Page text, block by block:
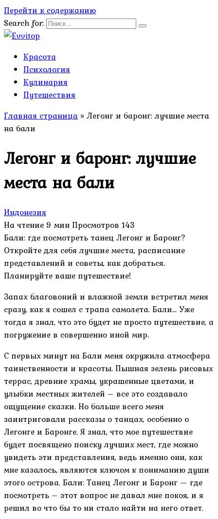
Перейти к содержанию
Search for:
Красота
Психология
Кулинария
Путешествия
Главная страница » Легонг и баронг: лучшие места
на бали
Легонг и баронг: лучшие
места на бали
Индонезия
На чтение 9 мин Просмотров 143
Бали: где посмотреть танец Легонг и Баронг?
Откройте для себя лучшие места, расписание
представлений и советы, как добраться.
Планируйте ваше путешествие!
Запах благовоний и влажной земли встретил меня
сразу, как я сошел с трапа самолета. Бали… Уже
тогда я знал, что это будет не просто путешествие, а
погружение в совершенно иной мир.
С первых минут на Бали меня окружила атмосфера
таинственности и красоты. Пышная зелень рисовых
террас, древние храмы, украшенные цветами, и
улыбки местных жителей – все это создавало
ощущение сказки. Но больше всего меня
заинтриговали рассказы о танцах, особенно о
Легонге и Баронге. Я знал, что мое путешествие
будет посвящено поиску лучших мест, где можно
увидеть эти представления, ведь именно они, как
мне казалось, являются ключом к пониманию души
этого острова. Бали: Танец Легонг и Баронг — где
посмотреть – этот вопрос не давал мне покоя, и я
решил во что бы то ни стало найти на него ответ.